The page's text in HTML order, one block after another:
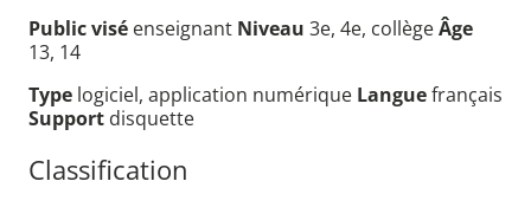
Public visé enseignant Niveau 3e, 4e, collègeÂge
13, 14
Type logiciel, application numérique Languefrançais
Support disquette
Classification